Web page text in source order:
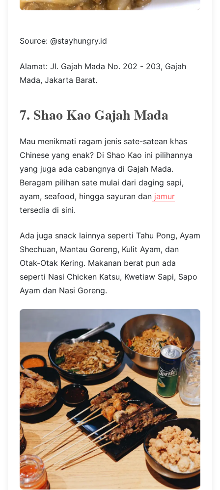
Source: @stayhungry.id
Alamat: Jl. Gajah Mada No. 202 - 203, Gajah
Mada, Jakarta Barat.
7. Shao Kao Gajah Mada
Mau menikmati ragam jenis sate-satean khas
Chinese yang enak? Di Shao Kao ini pilihannya
yang juga ada cabangnya di Gajah Mada.
Beragam pilihan sate mulai dari daging sapi,
ayam, seafood, hingga sayuran dan jamur
tersedia di sini.
Ada juga snack lainnya seperti Tahu Pong, Ayam
Shechuan, Mantau Goreng, Kulit Ayam, dan
Otak-Otak Kering. Makanan berat pun ada
seperti Nasi Chicken Katsu, Kwetiaw Sapi, Sapo
Ayam dan Nasi Goreng.